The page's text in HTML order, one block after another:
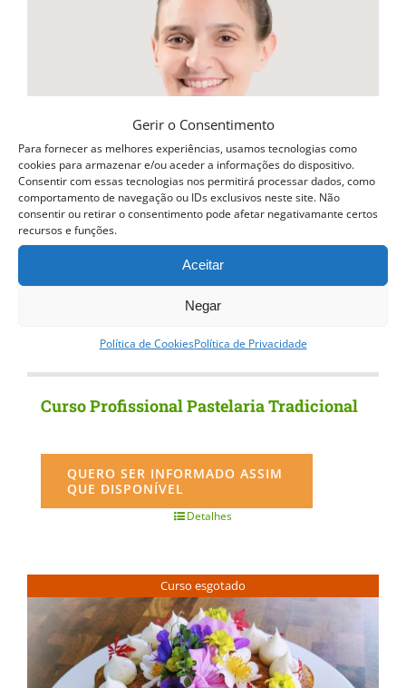
Gerir o Consentimento
Para fornecer as melhores experiências, usamos tecnologias como
cookies para armazenar e/ou aceder a informações do dispositivo.
Consentir com essas tecnologias nos permitirá processar dados, como
comportamento de navegação ou IDs exclusivos neste site. Não
consentir ou retirar o consentimento pode afetar negativamante certos
recursos e funções.
Aceitar
Negar
Política de CookiesPolítica de Privacidade
chosen
on
the
product
Curso Profissional Pastelaria Tradicional
QUERO SER INFORMADO ASSIM
QUE DISPONÍVEL
Detalhes
Curso esgotado